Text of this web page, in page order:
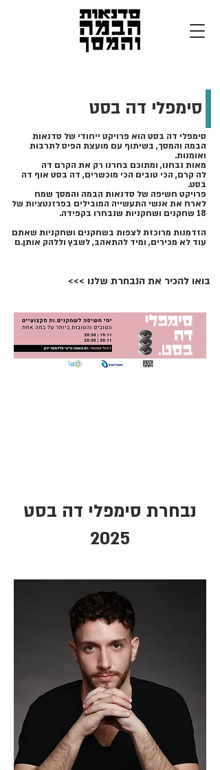
סימפלי דה בסט
סימפלי דה בסט הוא פרויקט ייחודי של סדנאות
הבמה והמסך, בשיתוף עם מועצת הפיס לתרבות
ואומנות.
מאות נבחנו, ומתוכם בחרנו רק את הקרם דה
לה קרם, הכי טובים הכי מוכשרים, דה בסט אוף דה
בסט.
פרויקט חשיפה של סדנאות הבמה והמסך שמח
לארח את אנשי התעשייה המובילים בפרזנטציות של
18 שחקנים ושחקניות שנבחרו בקפידה.
הזדמנות מרוכזת לצפות בשחקנים ושחקניות שאתם
עוד לא מכירים, ומיד להתאהב, לשבץ וללהק אותן.ם
בואו להכיר את הנבחרת שלנו >>>
נבחרת סימפלי דה בסט
2025